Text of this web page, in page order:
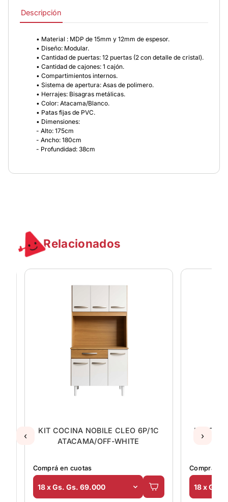
Descripción
• Material : MDP de 15mm y 12mm de espesor.
• Diseño: Modular.
• Cantidad de puertas: 12 puertas (2 con detalle de cristal).
• Cantidad de cajones: 1 cajón.
• Compartimientos internos.
• Sistema de apertura: Asas de polimero.
• Herrajes: Bisagras metálicas.
• Color: Atacama/Blanco.
• Patas fijas de PVC.
• Dimensiones:
- Alto: 175cm
- Ancho: 180cm
- Profundidad: 38cm
Relacionados
KIT COCINA NOBILE CLEO 6P/1C
ATACAMA/OFF-WHITE
Comprá en cuotas
18 x Gs. Gs. 69.000
KIT
Comprá en
18 x Gs.
‹ ›